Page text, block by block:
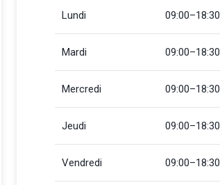
Lundi 09:00–18:30
Mardi 09:00–18:30
Mercredi 09:00–18:30
Jeudi 09:00–18:30
Vendredi 09:00–18:30